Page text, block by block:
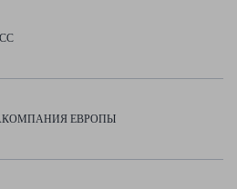
ЕВРОПЫ